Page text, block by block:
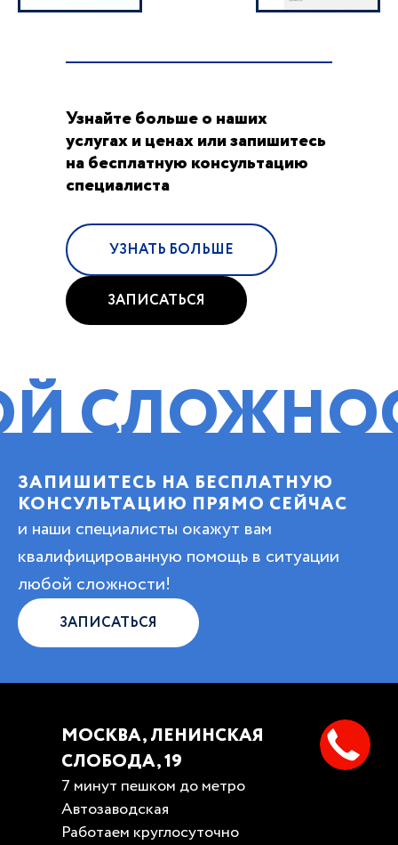
Узнайте больше о наших
услугах и ценах или запишитесь
на бесплатную консультацию
специалиста
УЗНАТЬ БОЛЬШЕ
ЗАПИСАТЬСЯ
ЗАПИШИТЕСЬ НА БЕСПЛАТНУЮ
КОНСУЛЬТАЦИЮ ПРЯМО СЕЙЧАС
и наши специалисты окажут вам
квалифицированную помощь в ситуации
любой сложности!
ЗАПИСАТЬСЯ
МОСКВА, ЛЕНИНСКАЯ
СЛОБОДА, 19
7 минут пешком до метро
Автозаводская
Работаем круглосуточно